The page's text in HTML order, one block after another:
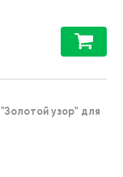
"Золотой узор" для